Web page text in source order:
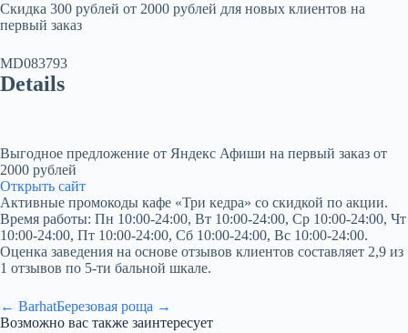
Скидка 300 рублей от 2000 рублей для новых клиентов на
первый заказ
MD083793
Details
Выгодное предложение от Яндекс Афиши на первый заказ от
2000 рублей
Открыть сайт
Активные промокоды кафе «Три кедра» со скидкой по акции.
Время работы: Пн 10:00-24:00, Вт 10:00-24:00, Ср 10:00-24:00, Чт
10:00-24:00, Пт 10:00-24:00, Сб 10:00-24:00, Вс 10:00-24:00.
Оценка заведения на основе отзывов клиентов составляет 2,9 из
1 отзывов по 5-ти бальной шкале.
← BarhatБерезовая роща →
Возможно вас также заинтересует